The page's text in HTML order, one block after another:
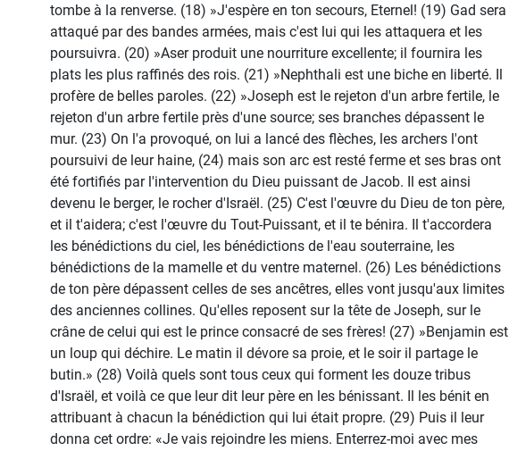
tombe à la renverse. (18) »J'espère en ton secours, Eternel! (19) Gad sera
attaqué par des bandes armées, mais c'est lui qui les attaquera et les
poursuivra. (20) »Aser produit une nourriture excellente; il fournira les
plats les plus raffinés des rois. (21) »Nephthali est une biche en liberté. Il
profère de belles paroles. (22) »Joseph est le rejeton d'un arbre fertile, le
rejeton d'un arbre fertile près d'une source; ses branches dépassent le
mur. (23) On l'a provoqué, on lui a lancé des flèches, les archers l'ont
poursuivi de leur haine, (24) mais son arc est resté ferme et ses bras ont
été fortifiés par l'intervention du Dieu puissant de Jacob. Il est ainsi
devenu le berger, le rocher d'Israël. (25) C'est l'œuvre du Dieu de ton père,
et il t'aidera; c'est l'œuvre du Tout-Puissant, et il te bénira. Il t'accordera
les bénédictions du ciel, les bénédictions de l'eau souterraine, les
bénédictions de la mamelle et du ventre maternel. (26) Les bénédictions
de ton père dépassent celles de ses ancêtres, elles vont jusqu'aux limites
des anciennes collines. Qu'elles reposent sur la tête de Joseph, sur le
crâne de celui qui est le prince consacré de ses frères! (27) »Benjamin est
un loup qui déchire. Le matin il dévore sa proie, et le soir il partage le
butin.» (28) Voilà quels sont tous ceux qui forment les douze tribus
d'Israël, et voilà ce que leur dit leur père en les bénissant. Il les bénit en
attribuant à chacun la bénédiction qui lui était propre. (29) Puis il leur
donna cet ordre: «Je vais rejoindre les miens. Enterrez-moi avec mes